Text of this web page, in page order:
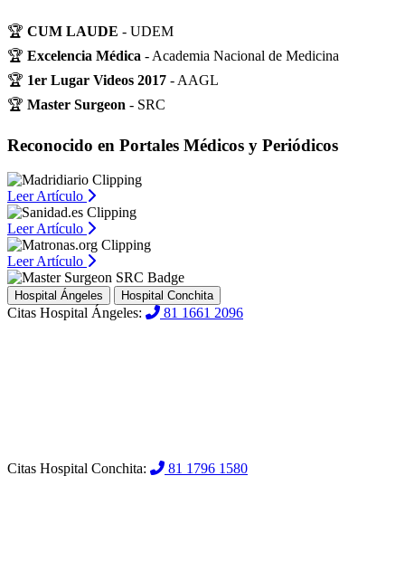
🏆 CUM LAUDE - UDEM
🏆 Excelencia Médica - Academia Nacional de Medicina
🏆 1er Lugar Videos 2017 - AAGL
🏆 Master Surgeon - SRC
Reconocido en Portales Médicos y Periódicos
Leer Artículo
Leer Artículo
Leer Artículo
Hospital Ángeles Hospital Conchita
Citas Hospital Ángeles: 81 1661 2096
Citas Hospital Conchita: 81 1796 1580